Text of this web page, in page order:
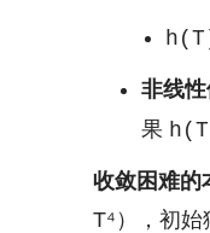
非线性
果
收敛困难的
T⁴），初始